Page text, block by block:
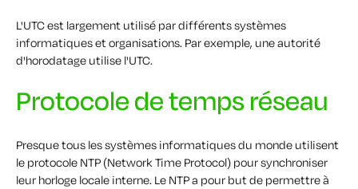
L'UTC est largement utilisé par différents systèmes
informatiques et organisations. Par exemple, une autorité
d'horodatage utilise l'UTC.
Protocole de temps réseau
Presque tous les systèmes informatiques du monde utilisent
le protocole NTP (Network Time Protocol) pour synchroniser
leur horloge locale interne. Le NTP a pour but de permettre à